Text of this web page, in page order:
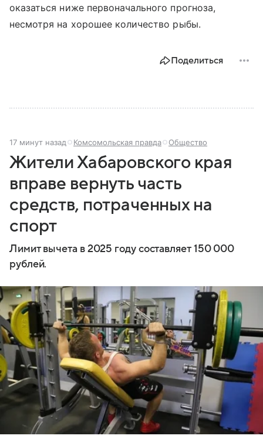
оказаться ниже первоначального прогноза,
несмотря на хорошее количество рыбы.
Поделиться
17 минут назад Комсомольская правда Общество
Жители Хабаровского края
вправе вернуть часть
средств, потраченных на
спорт
Лимит вычета в 2025 году составляет 150 000
рублей.